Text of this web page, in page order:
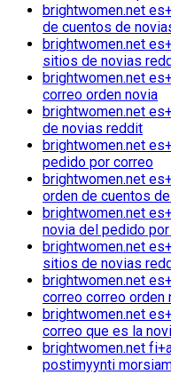
brightwomen.net
de cuentos de
brightwomen.net
sitios de novias
brightwomen.net
correo orden novia
brightwomen.net
de novias reddit
brightwomen.net
pedido por correo
brightwomen.net
orden de cuentos
brightwomen.net
novia del pedido
brightwomen.net
sitios de novias
brightwomen.net
correo correo orden
brightwomen.net
correo que es la
brightwomen.net
postimyynti